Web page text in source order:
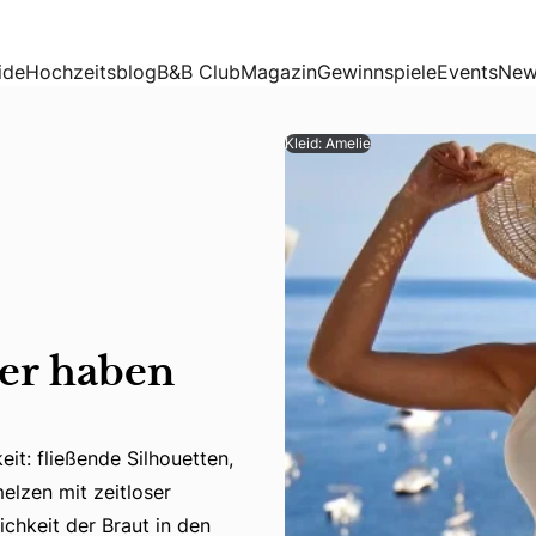
HochzeitsblogB&B ClubMagazinGewinnspieleEvents
haben
fließende Silhouetten, feinste Stoffe und ein Hauch
fließende Silhouetten,
mit zeitloser
der Braut in den
Kleid: Amelie